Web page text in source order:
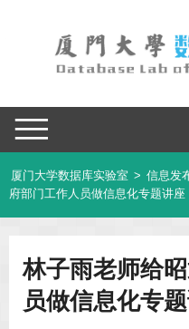
厦门大学数据库实验室 > 信息发
府部门工作人员做信息化专题讲座
林子雨老师给
员做信息化专